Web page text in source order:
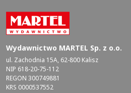
Wydawnictwo MARTEL Sp. z o.o.
ul. Zachodnia 15A, 62-800 Kalisz
NIP 618-20-75-112
REGON 300749881
KRS 0000537552